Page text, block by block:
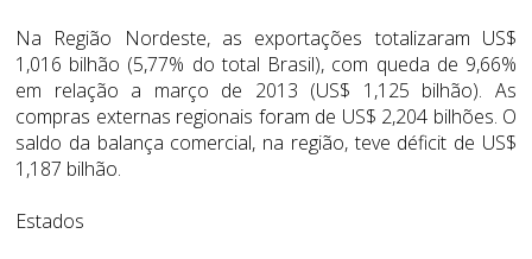
Na Região Nordeste, as exportações totalizaram US$
1,016 bilhão (5,77% do total Brasil), com queda de 9,66%
em relação a março de 2013 (US$ 1,125 bilhão). As
compras externas regionais foram de US$ 2,204 bilhões. O
saldo da balança comercial, na região, teve déficit de US$
1,187 bilhão.
Estados